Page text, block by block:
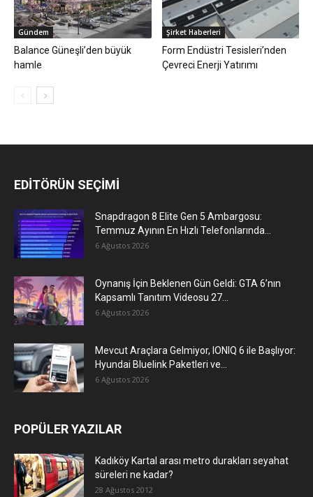
Gündem
Balance Güneşli’den büyük
hamle
Şirket Haberleri
Form Endüstri Tesisleri’nden
Çevreci Enerji Yatırımı
EDİTÖRÜN SEÇİMİ
Snapdragon 8 Elite Gen 5 Ambargosu:
Temmuz Ayının En Hızlı Telefonlarında...
6 Ağustos 2026
Oynanış İçin Beklenen Gün Geldi: GTA 6’nın
Kapsamlı Tanıtım Videosu 27...
6 Ağustos 2026
Mevcut Araçlara Gelmiyor, IONIQ 6 ile Başlıyor:
Hyundai Bluelink Paketleri ve...
6 Ağustos 2026
POPÜLER YAZILAR
Kadıköy Kartal arası metro durakları seyahat
süreleri ne kadar?
28 Ağustos 2012